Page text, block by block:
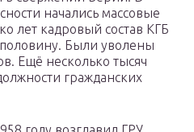
начались массовые
лет кадровый состав КГБ
Были уволены
Ещё несколько тысяч
гражданских